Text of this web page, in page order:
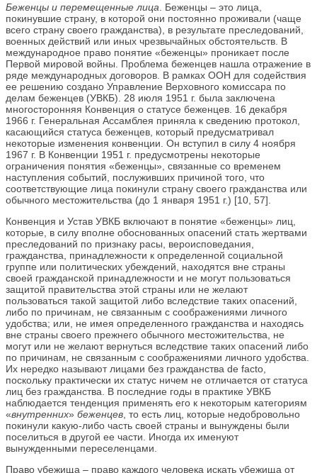
Беженцы и перемещенные лица . Беженцы – это лица,
покинувшие страну, в которой они постоянно проживали (чаще
всего страну своего гражданства), в результате преследований,
военных действий или иных чрезвычайных обстоятельств. В
международное право понятие «беженцы» проникает после
Первой мировой войны. Проблема беженцев нашла отражение в
ряде международных договоров. В рамках ООН для содействия
ее решению создано Управление Верховного комиссара по
делам беженцев (УВКБ). 28 июля 1951 г. была заключена
многосторонняя Конвенция о статусе беженцев. 16 декабря
1966 г. Генеральная Ассамблея приняла к сведению протокол,
касающийся статуса беженцев, который предусматривал
некоторые изменения конвенции. Он вступил в силу 4 ноября
1967 г. В Конвенции 1951 г. предусмотрены некоторые
ограничения понятия «беженцы», связанные со временем
наступления событий, послуживших причиной того, что
соответствующие лица покинули страну своего гражданства или
обычного местожительства (до 1 января 1951 г.) [10, 57].
Конвенция и Устав УВКБ включают в понятие «беженцы» лиц,
которые, в силу вполне обоснованных опасений стать жертвами
преследований по признаку расы, вероисповедания,
гражданства, принадлежности к определенной социальной
группе или политических убеждений, находятся вне страны
своей гражданской принадлежности и не могут пользоваться
защитой правительства этой страны или не желают
пользоваться такой защитой либо вследствие таких опасений,
либо по причинам, не связанным с соображениями личного
удобства; или, не имея определенного гражданства и находясь
вне страны своего прежнего обычного местожительства, не
могут или не желают вернуться вследствие таких опасений либо
по причинам, не связанным с соображениями личного удобства.
Их нередко называют лицами без гражданства de facto,
поскольку практически их статус ничем не отличается от статуса
лиц без гражданства. В последние годы в практике УВКБ
наблюдается тенденция применять его к некоторым категориям
«внутренних» беженцев , то есть лиц, которые недобровольно
покинули какую-либо часть своей страны и вынуждены были
поселиться в другой ее части. Иногда их именуют
вынужденными переселенцами.
Право убежища – право каждого человека искать убежища от